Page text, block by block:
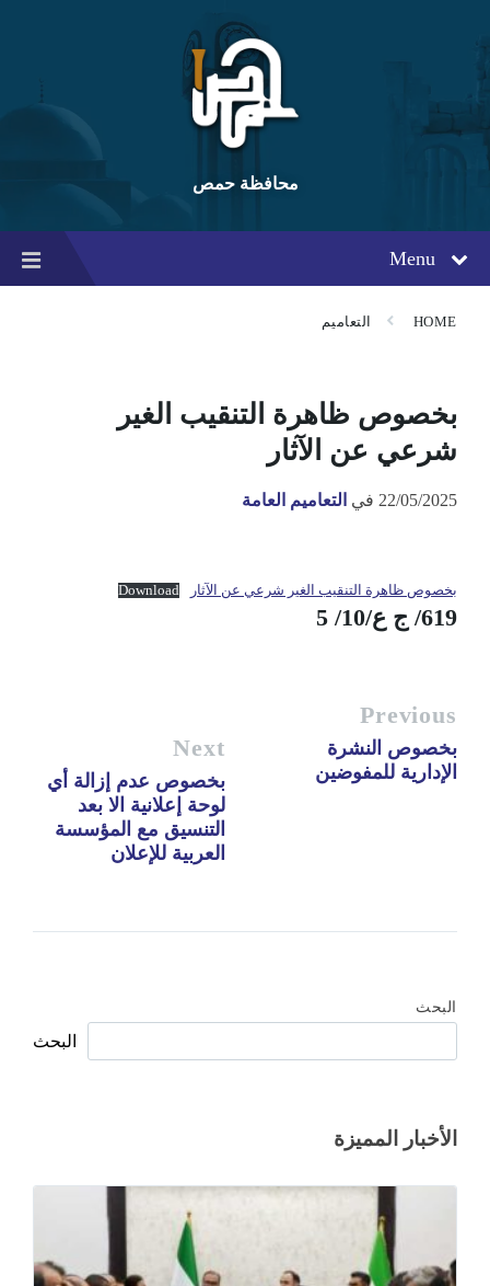
content
main
navigation
footer
محافظة حمص
Menu
HOME التعاميم
بخصوص ظاهرة التنقيب الغير
شرعي عن الآثار
22/05/2025 في التعاميم العامة
بخصوص ظاهرة التنقيب الغير شرعي عن الآثار Download
619/ ج ع/10/ 5
Previous
بخصوص النشرة
الإدارية للمفوضين
Next
بخصوص عدم إزالة أي
لوحة إعلانية الا بعد
التنسيق مع المؤسسة
العربية للإعلان
البحث
البحث
الأخبار المميزة